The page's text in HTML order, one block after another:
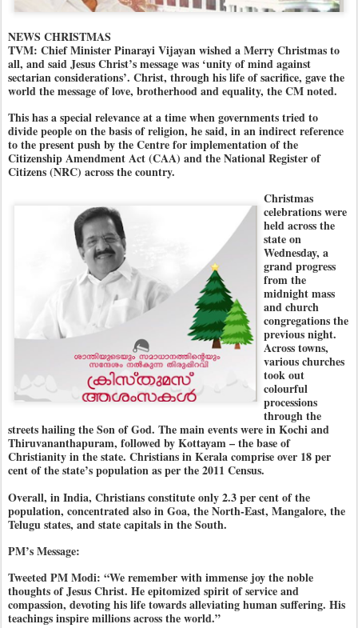
NEWS CHRISTMAS
TVM: Chief Minister Pinarayi Vijayan wished a Merry Christmas to
all, and said Jesus Christ’s message was ‘unity of mind against
sectarian considerations’. Christ, through his life of sacrifice, gave the
world the message of love, brotherhood and equality, the CM noted.
This has a special relevance at a time when governments tried to
divide people on the basis of religion, he said, in an indirect reference
to the present push by the Centre for implementation of the
Citizenship Amendment Act (CAA) and the National Register of
Citizens (NRC) across the country.
Christmas
celebrations were
held across the
state on
Wednesday, a
grand progress
from the
midnight mass
and church
congregations the
previous night.
Across towns,
various churches
took out
colourful
processions
through the
streets hailing the Son of God. The main events were in Kochi and
Thiruvananthapuram, followed by Kottayam – the base of
Christianity in the state. Christians in Kerala comprise over 18 per
cent of the state’s population as per the 2011 Census.
Overall, in India, Christians constitute only 2.3 per cent of the
population, concentrated also in Goa, the North-East, Mangalore, the
Telugu states, and state capitals in the South.
PM’s Message:
Tweeted PM Modi: “We remember with immense joy the noble
thoughts of Jesus Christ. He epitomized spirit of service and
compassion, devoting his life towards alleviating human suffering. His
teachings inspire millions across the world.”